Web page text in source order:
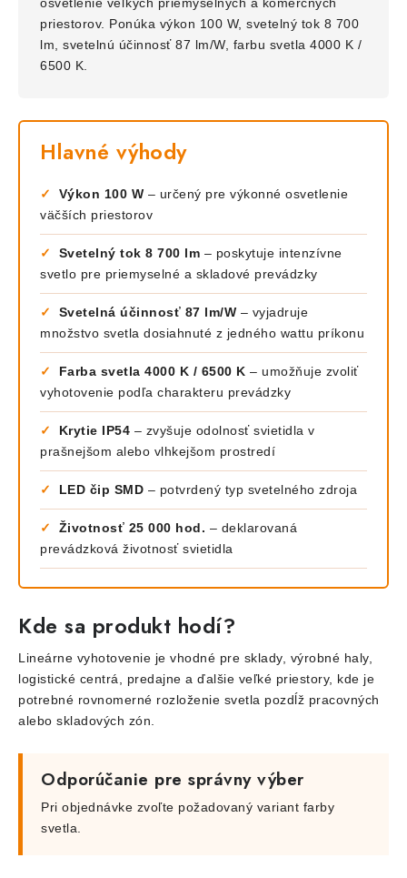
priestorov. Ponúka výkon 100 W, svetelný tok 8 700
lm, svetelnú účinnosť 87 lm/W, farbu svetla 4000 K /
6500 K.
Hlavné výhody
✓ Výkon 100 W – určený pre výkonné osvetlenie
väčších priestorov
✓ Svetelný tok 8 700 lm – poskytuje intenzívne
svetlo pre priemyselné a skladové prevádzky
✓ Svetelná účinnosť 87 lm/W – vyjadruje
množstvo svetla dosiahnuté z jedného wattu príkonu
✓ Farba svetla 4000 K / 6500 K – umožňuje zvoliť
vyhotovenie podľa charakteru prevádzky
✓ Krytie IP54 – zvyšuje odolnosť svietidla v
prašnejšom alebo vlhkejšom prostredí
✓ LED čip SMD – potvrdený typ svetelného zdroja
✓ Životnosť 25 000 hod. – deklarovaná
prevádzková životnosť svietidla
Kde sa produkt hodí?
Lineárne vyhotovenie je vhodné pre sklady, výrobné haly,
logistické centrá, predajne a ďalšie veľké priestory, kde je
potrebné rovnomerné rozloženie svetla pozdĺž pracovných
alebo skladových zón.
Odporúčanie pre správny výber
Pri objednávke zvoľte požadovaný variant farby
svetla.